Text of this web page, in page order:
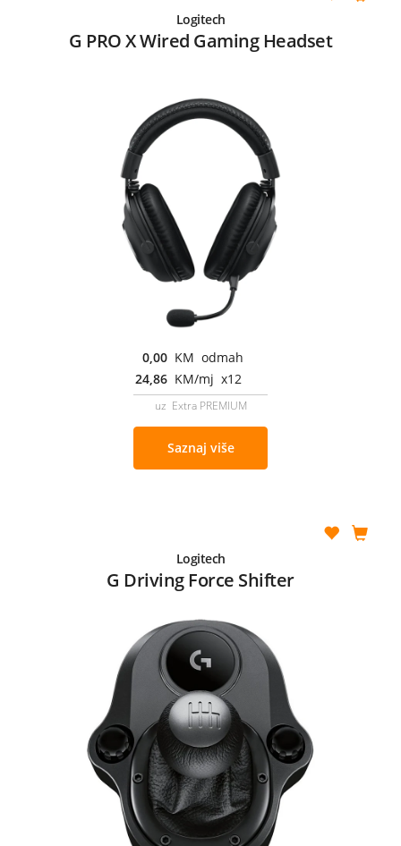
Logitech
G PRO X Wired Gaming Headset
0,00 KM odmah
24,86 KM/mj x12
uz Extra PREMIUM
Saznaj više
Logitech
G Driving Force Shifter